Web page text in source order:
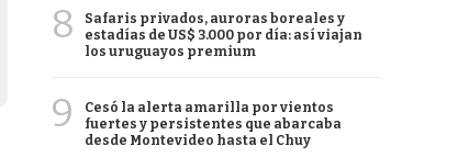
8
Safaris privados, auroras boreales y
estadías de US$ 3.000 por día: así viajan
los uruguayos premium
9
Cesó la alerta amarilla por vientos
fuertes y persistentes que abarcaba
desde Montevideo hasta el Chuy